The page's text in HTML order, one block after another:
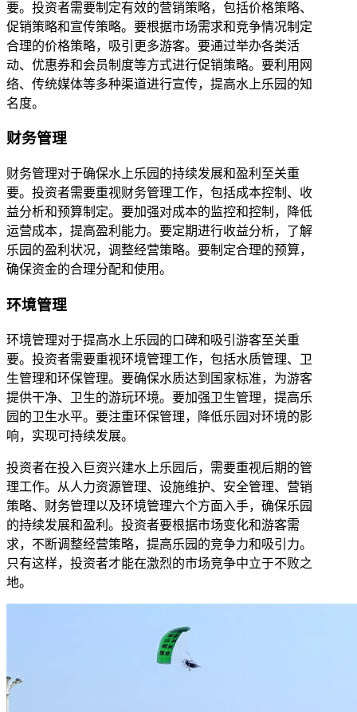
要。投资者需要制定有效的营销策略，包括价格策略、
促销策略和宣传策略。要根据市场需求和竞争情况制定
合理的价格策略，吸引更多游客。要通过举办各类活
动、优惠券和会员制度等方式进行促销策略。要利用网
络、传统媒体等多种渠道进行宣传，提高水上乐园的知
名度。
财务管理
财务管理对于确保水上乐园的持续发展和盈利至关重
要。投资者需要重视财务管理工作，包括成本控制、收
益分析和预算制定。要加强对成本的监控和控制，降低
运营成本，提高盈利能力。要定期进行收益分析，了解
乐园的盈利状况，调整经营策略。要制定合理的预算，
确保资金的合理分配和使用。
环境管理
环境管理对于提高水上乐园的口碑和吸引游客至关重
要。投资者需要重视环境管理工作，包括水质管理、卫
生管理和环保管理。要确保水质达到国家标准，为游客
提供干净、卫生的游玩环境。要加强卫生管理，提高乐
园的卫生水平。要注重环保管理，降低乐园对环境的影
响，实现可持续发展。
投资者在投入巨资兴建水上乐园后，需要重视后期的管
理工作。从人力资源管理、设施维护、安全管理、营销
策略、财务管理以及环境管理六个方面入手，确保乐园
的持续发展和盈利。投资者要根据市场变化和游客需
求，不断调整经营策略，提高乐园的竞争力和吸引力。
只有这样，投资者才能在激烈的市场竞争中立于不败之
地。